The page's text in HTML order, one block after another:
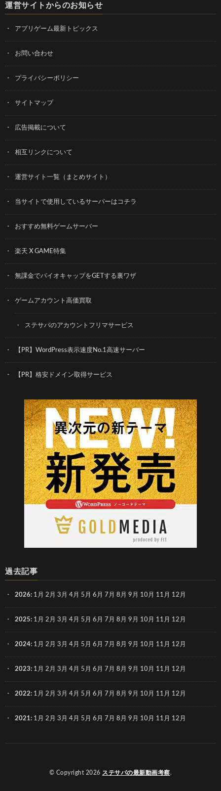
運営サイトからのお知らせ
アプリゲーム最新トピックス
お問い合わせ
プライバシーポリシー
サイトマップ
広告掲載について
相互リンクについて
運営サイト一覧（まとめサイト）
当サイトで使用しているサーバーはコチラ
おすすめ無料ゲームサーバー
楽天 X GAME特集
無課金でバイオキャップをGETする裏ワザ
ゲームアカウント高価買取
ステサバのアカウントフリマサービス
【PR】WordPress表示速度No.1高速サーバー
【PR】格安ドメイン取得サービス
過去記事
2026: 1月 2月 3月 4月 5月 6月 7月 8月 9月 10月 11月 12月
2025: 1月 2月 3月 4月 5月 6月 7月 8月 9月 10月 11月 12月
2024: 1月 2月 3月 4月 5月 6月 7月 8月 9月 10月 11月 12月
2023: 1月 2月 3月 4月 5月 6月 7月 8月 9月 10月 11月 12月
2022: 1月 2月 3月 4月 5月 6月 7月 8月 9月 10月 11月 12月
2021: 1月 2月 3月 4月 5月 6月 7月 8月 9月 10月 11月 12月
© Copyright 2026 ステサバの最新動画考察.